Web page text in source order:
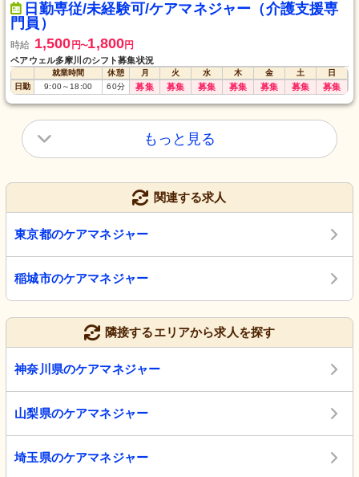
日勤専従/未経験可/ケアマネジャー（介護支援専
門員）
時給 1,500 円〜1,800円
ペアウェル多摩川のシフト募集状況
就業時間 休憩 月 火 水 木 金 土
日
日勤
9:00～18:00 60分 募集 募集 募集 募集 募集 募集 募集
もっと見る
関連する求人
東京都のケアマネジャー
稲城市のケアマネジャー
隣接するエリアから求人を探す
神奈川県のケアマネジャー
山梨県のケアマネジャー
埼玉県のケアマネジャー